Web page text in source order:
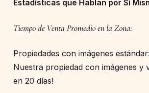
Estadísticas que Hablan por Sí
Tiempo de Venta Promedio en la Zona:
Propiedades con imágenes
Nuestra propiedad con imágenes y
en 20 días!